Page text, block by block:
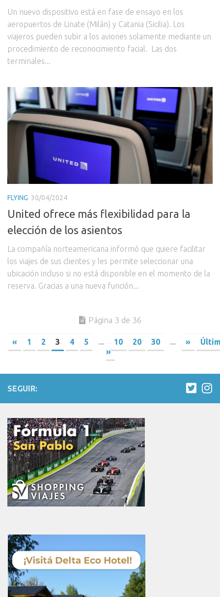
Un nuevo dispositivo está en fase de ensayo en los
aeropuertos de Linate (Milán) y Catania (Sicilia). Los
viajeros pueden subir a los aviones solamente mediante un
procedimiento de reconocimiento facial. Las dos
terminales...
FLYING 30/04/2024
United ofrece más flexibilidad para la
elección de los asientos
La compañía norteamericana informó que quiere facilitar
los viajes de sus clientes y les permite seleccionar una
ubicación incluso si no está disponible en el momento de la
reserva. Gracias a una nueva función...
Página 3 de 36
« 1 2 3 4 5 ... 10 20 30 ... »
»
SEGUIR: